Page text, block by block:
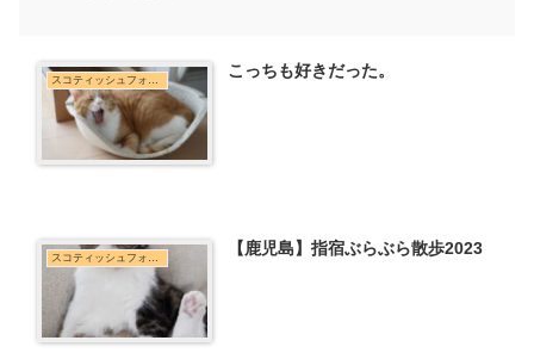
スコティッシュフォールド こっちも好きだった。
【鹿児島】指宿ぶらぶら散歩2023